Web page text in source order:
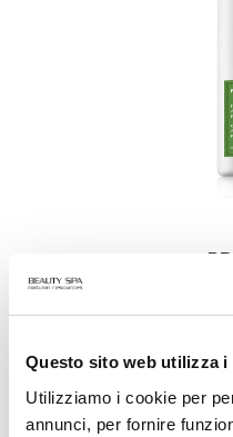
Questo sito web utilizza i
Utilizziamo i cookie per
annunci, per fornire
Gel
VEDI